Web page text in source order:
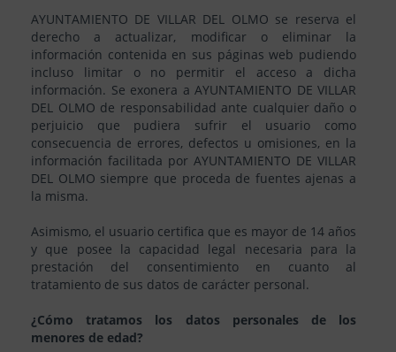
AYUNTAMIENTO DE VILLAR DEL OLMO se reserva el
derecho a actualizar, modificar o eliminar la
información contenida en sus páginas web pudiendo
incluso limitar o no permitir el acceso a dicha
información. Se exonera a AYUNTAMIENTO DE VILLAR
DEL OLMO de responsabilidad ante cualquier daño o
perjuicio que pudiera sufrir el usuario como
consecuencia de errores, defectos u omisiones, en la
información facilitada por AYUNTAMIENTO DE VILLAR
DEL OLMO siempre que proceda de fuentes ajenas a
la misma.
Asimismo, el usuario certifica que es mayor de 14 años
y que posee la capacidad legal necesaria para la
prestación del consentimiento en cuanto al
tratamiento de sus datos de carácter personal.
¿Cómo tratamos los datos personales de los
menores de edad?